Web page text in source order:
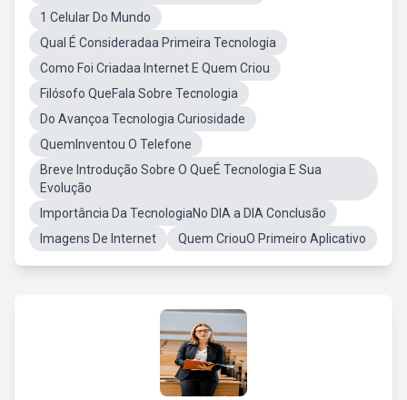
1 Celular Do Mundo
Qual É Consideradaa Primeira Tecnologia
Como Foi Criadaa Internet E Quem Criou
Filósofo QueFala Sobre Tecnologia
Do Avançoa Tecnologia Curiosidade
QuemInventou O Telefone
Breve Introdução Sobre O QueÉ Tecnologia E Sua
Evolução
Importância Da TecnologiaNo DIA a DIA Conclusão
Imagens De Internet
Quem CriouO Primeiro Aplicativo